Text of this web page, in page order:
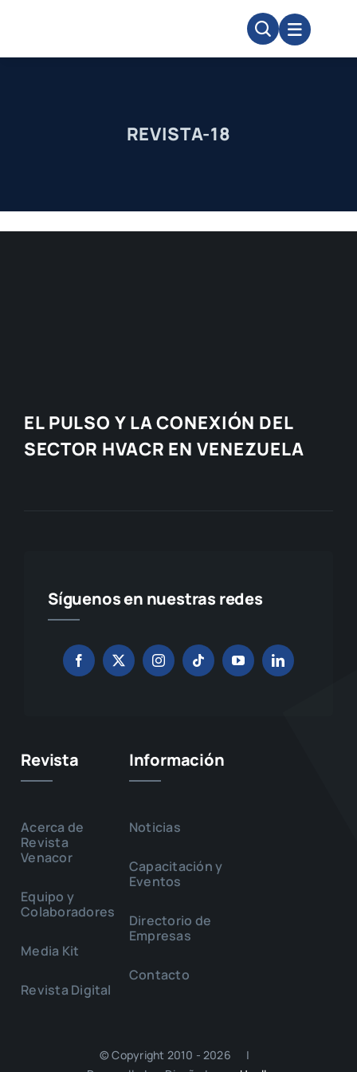
content
REVISTA-18
EL PULSO Y LA CONEXIÓN DEL
SECTOR HVACR EN VENEZUELA
Síguenos en nuestras redes
Revista
Acerca de
Revista
Venacor
Equipo y
Colaboradores
Media Kit
Revista Digital
Información
Noticias
Capacitación y
Eventos
Directorio de
Empresas
Contacto
© Copyright 2010 - 2026 |